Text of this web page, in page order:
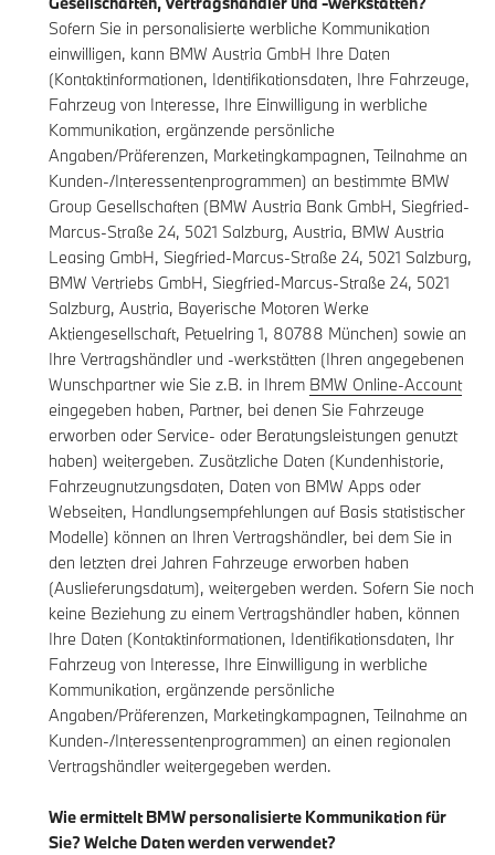
Sofern Sie in personalisierte werbliche Kommunikation
einwilligen, kann BMW Austria GmbH Ihre Daten
(Kontaktinformationen, Identifikationsdaten, Ihre Fahrzeuge,
Fahrzeug von Interesse, Ihre Einwilligung in werbliche
Kommunikation, ergänzende persönliche
Angaben/Präferenzen, Marketingkampagnen, Teilnahme an
Kunden-/Interessentenprogrammen) an bestimmte BMW
Group Gesellschaften (BMW Austria Bank GmbH, Siegfried-
Marcus-Straße 24, 5021 Salzburg, Austria, BMW Austria
Leasing GmbH, Siegfried-Marcus-Straße 24, 5021 Salzburg,
BMW Vertriebs GmbH, Siegfried-Marcus-Straße 24, 5021
Salzburg, Austria, Bayerische Motoren Werke
Aktiengesellschaft, Petuelring 1, 80788 München) sowie an
Ihre Vertragshändler und -werkstätten (Ihren angegebenen
Wunschpartner wie Sie z.B. in Ihrem BMW Online-Account
eingegeben haben, Partner, bei denen Sie Fahrzeuge
erworben oder Service- oder Beratungsleistungen genutzt
haben) weitergeben. Zusätzliche Daten (Kundenhistorie,
Fahrzeugnutzungsdaten, Daten von BMW Apps oder
Webseiten, Handlungsempfehlungen auf Basis statistischer
Modelle) können an Ihren Vertragshändler, bei dem Sie in
den letzten drei Jahren Fahrzeuge erworben haben
(Auslieferungsdatum), weitergeben werden. Sofern Sie noch
keine Beziehung zu einem Vertragshändler haben, können
Ihre Daten (Kontaktinformationen, Identifikationsdaten, Ihr
Fahrzeug von Interesse, Ihre Einwilligung in werbliche
Kommunikation, ergänzende persönliche
Angaben/Präferenzen, Marketingkampagnen, Teilnahme an
Kunden-/Interessentenprogrammen) an einen regionalen
Vertragshändler weitergegeben werden.
Wie ermittelt BMW personalisierte Kommunikation für
Sie? Welche Daten werden verwendet?